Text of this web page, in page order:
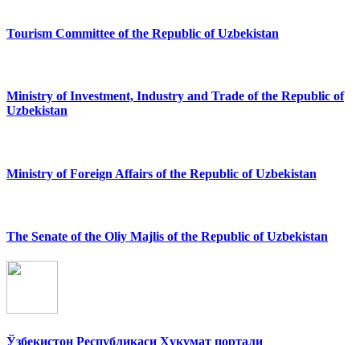
Tourism Committee of the Republic of Uzbekistan
Ministry of Investment, Industry and Trade of the Republic of
Uzbekistan
Ministry of Foreign Affairs of the Republic of Uzbekistan
The Senate of the Oliy Majlis of the Republic of Uzbekistan
Ўзбекистон Республикаси Ҳукумат портали